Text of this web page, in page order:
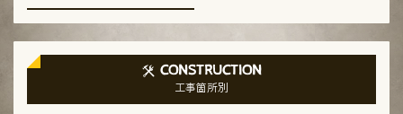
CONSTRUCTION
工事箇所別